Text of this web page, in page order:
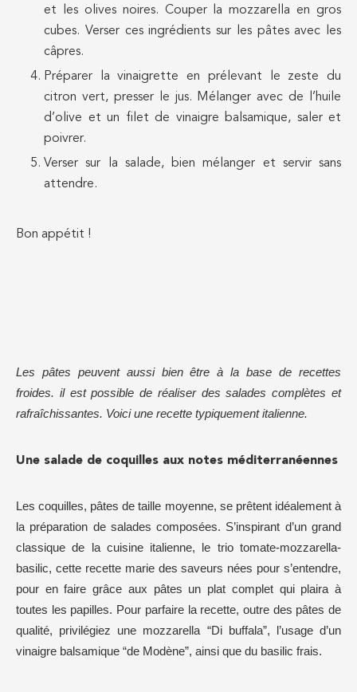
et les olives noires. Couper la mozzarella en gros
cubes. Verser ces ingrédients sur les pâtes avec les
câpres.
Préparer la vinaigrette en prélevant le zeste du
citron vert, presser le jus. Mélanger avec de l’huile
d’olive et un filet de vinaigre balsamique, saler et
poivrer.
Verser sur la salade, bien mélanger et servir sans
attendre.
Bon appétit !
Les pâtes peuvent aussi bien être à la base de recettes
froides. il est possible de réaliser des salades complètes et
rafraîchissantes. Voici une recette typiquement italienne.
Une salade de coquilles aux notes méditerranéennes
Les coquilles, pâtes de taille moyenne, se prêtent idéalement à
la préparation de salades composées. S’inspirant d’un grand
classique de la cuisine italienne, le trio tomate-mozzarella-
basilic, cette recette marie des saveurs nées pour s’entendre,
pour en faire grâce aux pâtes un plat complet qui plaira à
toutes les papilles. Pour parfaire la recette, outre des pâtes de
qualité, privilégiez une mozzarella “Di buffala”, l’usage d’un
vinaigre balsamique “de Modène”, ainsi que du basilic frais.